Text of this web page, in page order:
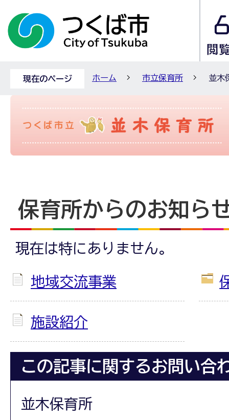
現在のページ ホーム 市立保育所 並木
保育所からのお知ら
現在は特にありません。
地域交流事業
施設紹介
この記事に関するお問い合
並木保育所